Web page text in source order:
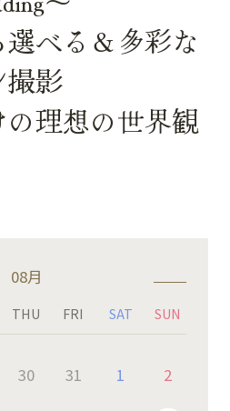
べる＆多彩な
撮影
理想の世界観
08月
THU FRI SAT SUN
30 31 1 2